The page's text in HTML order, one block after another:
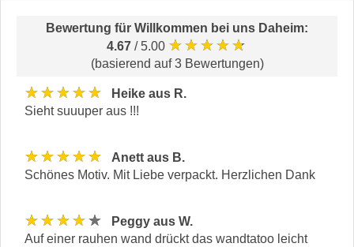
Bewertung für Willkommen bei uns Daheim:
4.67 / 5.00 ★★★★★
(basierend auf 3 Bewertungen)
★★★★★
Heike aus R.
Sieht suuuper aus !!!
★★★★★
Anett aus B.
Schönes Motiv. Mit Liebe verpackt. Herzlichen Dank
★★★★★
Peggy aus W.
Auf einer rauhen wand drückt das wandtatoo leicht